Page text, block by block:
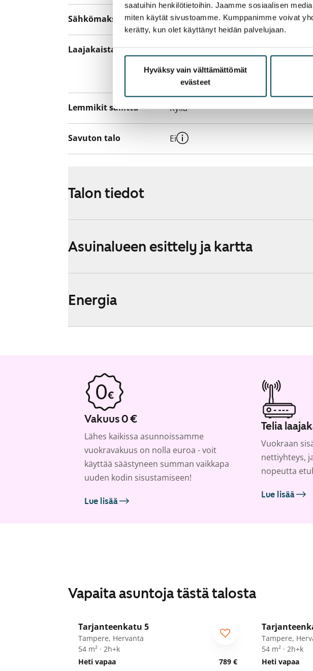
saatuihin henkilötietoihin. Jaamme sosiaalisen
miten käytät sivustoamme. Kumppanimme voivat
kerätty, kun olet käyttänyt heidän palvelujaan.
Hyväksy vain välttämättömät
evästeet
Sähkömaksu Vuokralainen solmii itse
Laajakaista
Vuokraan sisältyy 50 M
yhteyttä operaattoriin Telia.
Lemmikit sallittu Kyllä
Savuton talo Ei
Talon tiedot
Asuinalueen esittely ja kartta
Energia
Vakuus 0 €
Lähes kaikissa asunnoissamme
vuokravakuus on nolla euroa - voit
käyttää säästyneen summan vaikkapa
uuden kodin sisustamiseen!
Lue lisää
Telia
Vuokraan
nettiyhteys,
nopeutta
Lue lisää
Vapaita asuntoja tästä talosta
Tarjanteenkatu 5
Tampere, Hervanta
54 m² · 2h+k
Heti vapaa
789 €
Tampere,
54 m² · 2h+k
Heti vapaa